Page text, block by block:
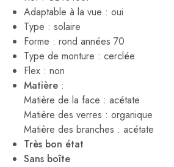
Adaptable à la vue : oui
Type : solaire
Forme : rond années 70
Type de monture : cerclée
Flex : non
Matière :
Matière de la face : acétate
Matière des verres : organique
Matière des branches : acétate
Très bon état
Sans boîte